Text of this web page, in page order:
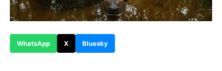
WhatsApp X Bluesky